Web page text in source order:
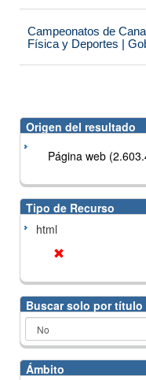
Campeonatos de
Física y Deportes |
Origen del resultado
Página web
Tipo de Recurso
html
Buscar solo por título
Ámbito